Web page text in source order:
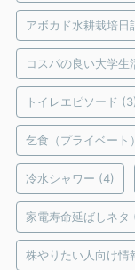
アボカド水耕栽培日
コスパの良い大学生
トイレエピソード
乞食（プライベート）
冷水シャワー (4)
家電寿命延ばしネタ
株やりたい人向け情